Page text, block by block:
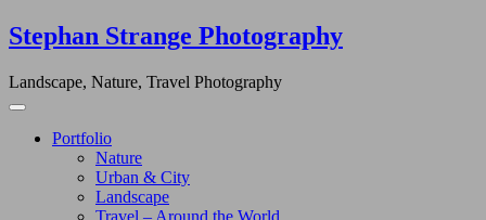
Skip
to
Stephan Strange Photography
Landscape, Nature, Travel Photography
Portfolio
Nature
Urban & City
Landscape
Travel – Around the World